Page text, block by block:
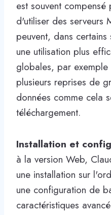
est souvent
d'utiliser des serveurs
peuvent, dans
une utilisation plus
globales, par
plusieurs reprises de
données comme cela
téléchargement.
Installation et
à la version Web,
une installation sur
une configuration de
caractéristiques